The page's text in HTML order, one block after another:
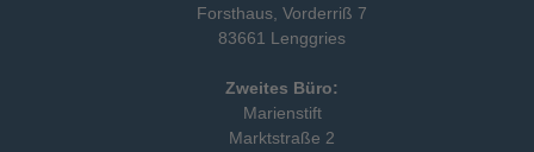
Forsthaus, Vorderriß 7
83661 Lenggries
Zweites Büro:
Marienstift
Marktstraße 2